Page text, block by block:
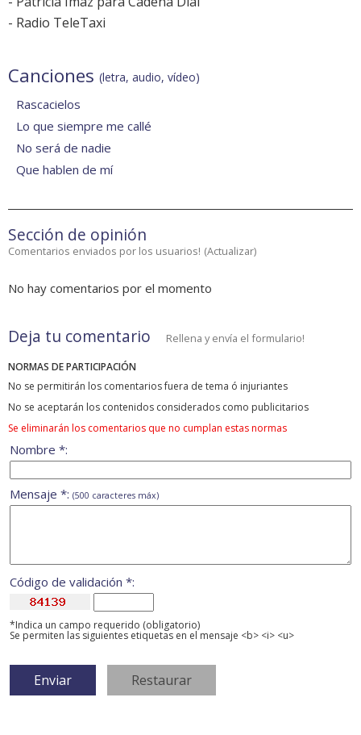
- Radio TeleTaxi
Canciones (letra, audio, vídeo)
Rascacielos
Lo que siempre me callé
No será de nadie
Que hablen de mí
Sección de opinión
Comentarios enviados por los usuarios! (Actualizar)
No hay comentarios por el momento
Deja tu comentario Rellena y envía el formulario!
NORMAS DE PARTICIPACIÓN
No se permitirán los comentarios fuera de tema ó injuriantes
No se aceptarán los contenidos considerados como publicitarios
Se eliminarán los comentarios que no cumplan estas normas
Nombre *:
Mensaje *: (500 caracteres máx)
Código de validación *:
*Indica un campo requerido (obligatorio)
Se permiten las siguientes etiquetas en el mensaje <b> <i> <u>